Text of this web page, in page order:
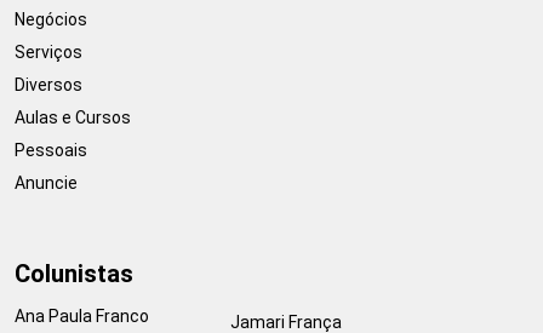
Negócios
Serviços
Diversos
Aulas e Cursos
Pessoais
Anuncie
Colunistas
Ana Paula Franco
Jamari França